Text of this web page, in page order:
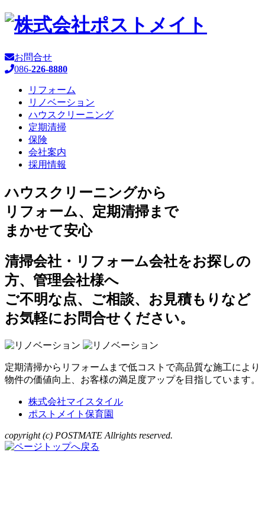
お問合せ
086-226-8880
リフォーム
リノベーション
ハウスクリーニング
定期清掃
保険
会社案内
採用情報
ハウスクリーニングから
リフォーム、定期清掃まで
まかせて安心
清掃会社・リフォーム会社をお探しの
方、管理会社様へ
ご不明な点、ご相談、お見積もりなど
お気軽にお問合せください。
定期清掃からリフォームまで低コストで高品質な施工により
物件の価値向上、お客様の満足度アップを目指しています。
株式会社マイスタイル
ポストメイト保育園
copyright (c) POSTMATE Allrights reserved.